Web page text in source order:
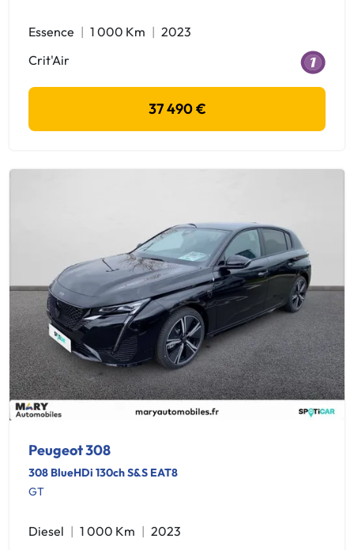
Essence 1 000 Km
2023
Crit'Air
37 490 €
Peugeot 308
308 BlueHDi 130ch S&S EAT8
GT
Diesel 1 000 Km
2023